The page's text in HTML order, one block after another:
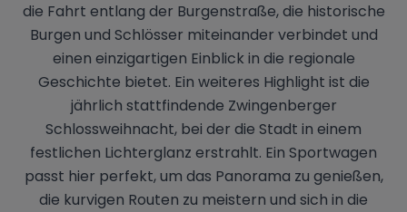
die Fahrt entlang der Burgenstraße, die historische
Burgen und Schlösser miteinander verbindet und
einen einzigartigen Einblick in die regionale
Geschichte bietet. Ein weiteres Highlight ist die
jährlich stattfindende Zwingenberger
Schlossweihnacht, bei der die Stadt in einem
festlichen Lichterglanz erstrahlt. Ein Sportwagen
passt hier perfekt, um das Panorama zu genießen,
die kurvigen Routen zu meistern und sich in die